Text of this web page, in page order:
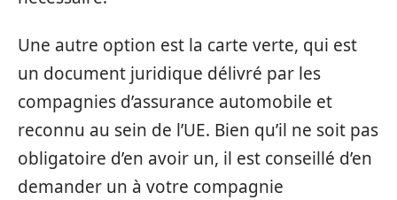
Une autre option est la carte verte, qui est
un document juridique délivré par les
compagnies d’assurance automobile et
reconnu au sein de l’UE. Bien qu’il ne soit pas
obligatoire d’en avoir un, il est conseillé d’en
demander un à votre compagnie